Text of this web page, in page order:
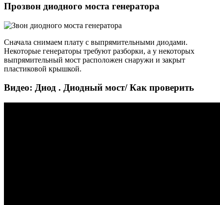
Прозвон диодного моста генератора
Сначала снимаем плату с выпрямительными диодами.
Некоторые генераторы требуют разборки, а у некоторых
выпрямительный мост расположен снаружи и закрыт
пластиковой крышкой.
Видео: Диод . Диодный мост/ Как проверить